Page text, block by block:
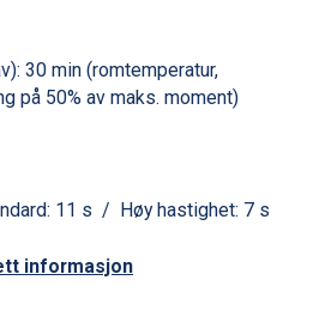
30 min (romtemperatur,
på 50% av maks. moment)
11 s / Høy hastighet: 7 s
informasjon